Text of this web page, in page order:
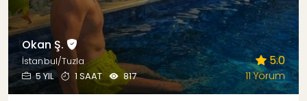
Okan Ş.
İstanbul/Tuzla
5 YIL
1 SAAT 817
5.0
11 Yorum